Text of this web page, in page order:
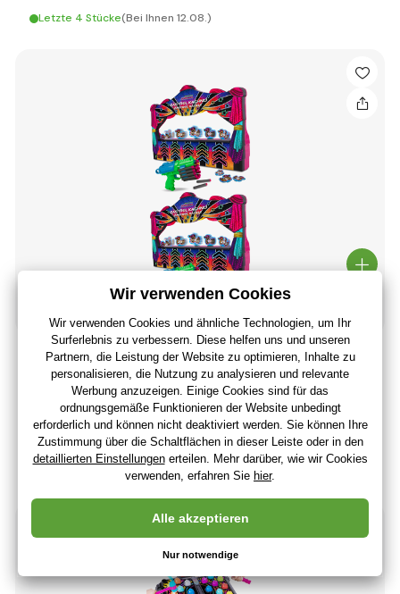
Letzte 4 Stücke(Bei Ihnen 12.08.)
STUDO GAMES - Elektronisches Spiel Entenschießstand
,11 €
,23 €ohne MwSt
+ 43 Punkte
(Bei Ihnen 12.08.)